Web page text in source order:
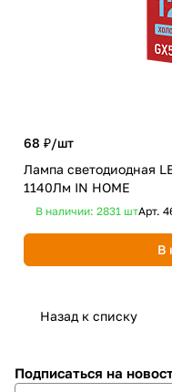
68 ₽/шт
Лампа светодиодная
1140Лм IN HOME
В наличии: 2831 штАрт.
В
Назад к списку
Подписаться на